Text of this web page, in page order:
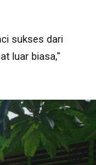
sukses dari
luar biasa,"